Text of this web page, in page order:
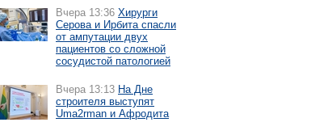
Вчера 13:36 Хирурги
Серова и Ирбита спасли
от ампутации двух
пациентов со сложной
сосудистой патологией
Вчера 13:13 На Дне
строителя выступят
Uma2rman и Афродита